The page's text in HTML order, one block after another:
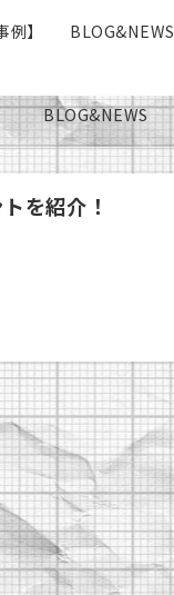
BLOG&NEWS
】 BLOG&NEWS
を紹介！